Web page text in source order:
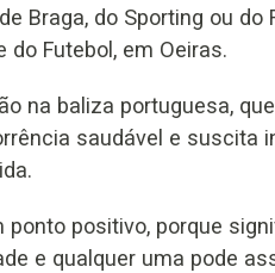
Braga, do Sporting ou do
Futebol, em Oeiras.
na baliza portuguesa,
saudável e suscita
positivo, porque
e qualquer uma pode